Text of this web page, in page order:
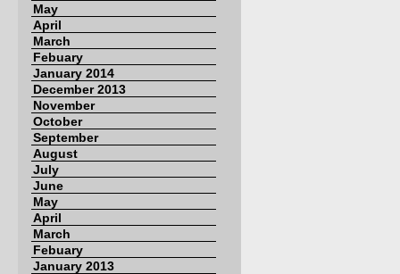
May
April
March
Febuary
January 2014
December 2013
November
October
September
August
July
June
May
April
March
Febuary
January 2013